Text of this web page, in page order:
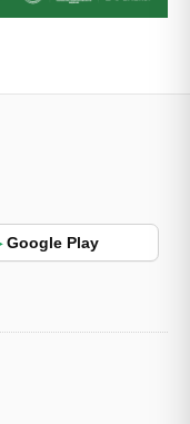
Google Play